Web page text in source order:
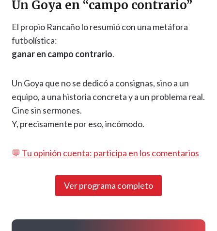
Un Goya en “campo contrario”
El propio Rancaño lo resumió con una metáfora
futbolística:
ganar en campo contrario.
Un Goya que no se dedicó a consignas, sino a un
equipo, a una historia concreta y a un problema real.
Cine sin sermones.
Y, precisamente por eso, incómodo.
💬 Tu opinión cuenta: participa en los comentarios
Ver programa completo